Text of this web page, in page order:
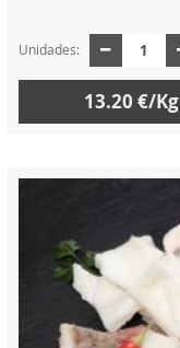
Unidades:
13.20 €/Kg